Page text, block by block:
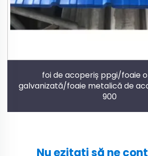
foi de acoperiș ppgi/foaie
galvanizată/foaie metalică de
900
Nu ezitați să ne